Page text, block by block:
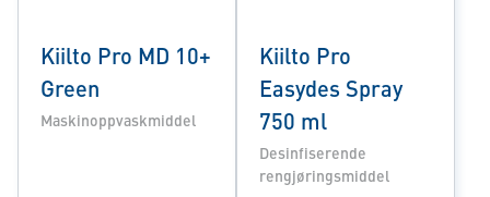
Kiilto Pro MD 10+
Green
Maskinoppvaskmiddel
Kiilto Pro
Easydes Spray
750 ml
Desinfiserende
rengjøringsmiddel